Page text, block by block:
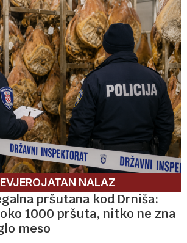
NALAZ
pršutana kod Drniša:
1000 pršuta, nitko ne zna
meso